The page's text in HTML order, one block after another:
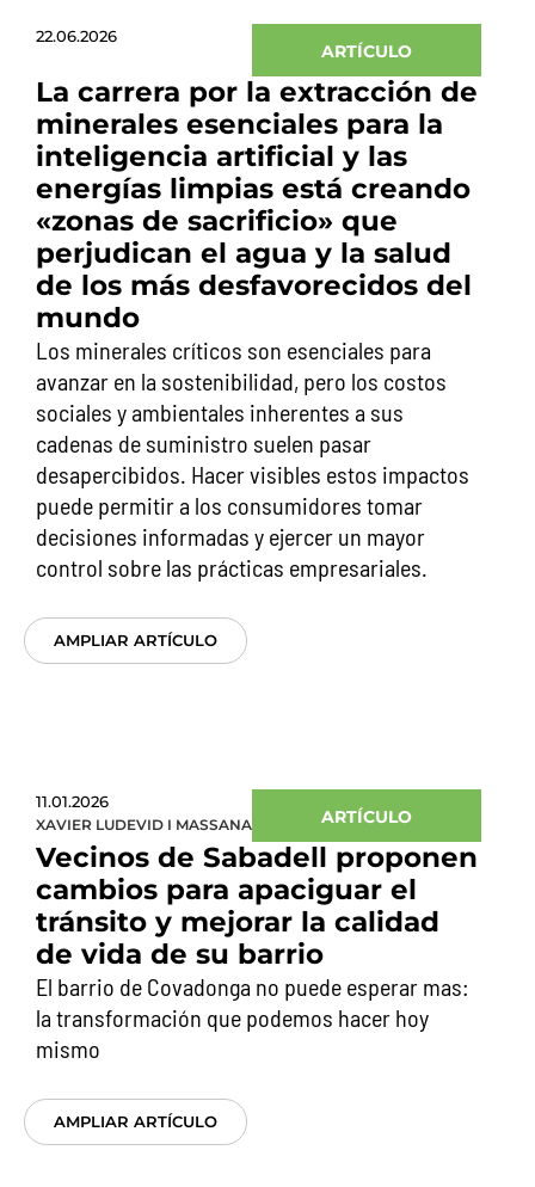
22.06.2026
ARTÍCULO
La carrera por la extracción de
minerales esenciales para la
inteligencia artificial y las
energías limpias está creando
«zonas de sacrificio» que
perjudican el agua y la salud
de los más desfavorecidos del
mundo
Los minerales críticos son esenciales para
avanzar en la sostenibilidad, pero los costos
sociales y ambientales inherentes a sus
cadenas de suministro suelen pasar
desapercibidos. Hacer visibles estos impactos
puede permitir a los consumidores tomar
decisiones informadas y ejercer un mayor
control sobre las prácticas empresariales.
AMPLIAR ARTÍCULO
11.01.2026
XAVIER LUDEVID I MASSANA ARTÍCULO
Vecinos de Sabadell proponen
cambios para apaciguar el
tránsito y mejorar la calidad
de vida de su barrio
El barrio de Covadonga no puede esperar mas:
la transformación que podemos hacer hoy
mismo
AMPLIAR ARTÍCULO